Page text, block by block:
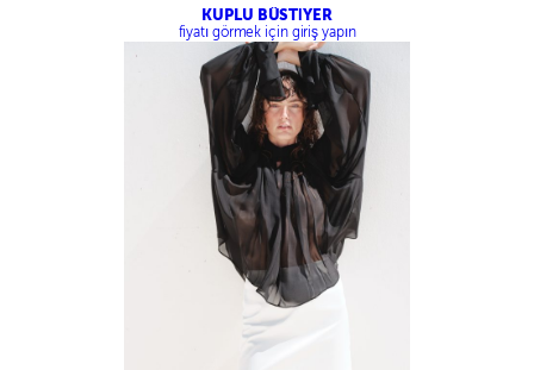
KUPLU BÜSTİYER
fiyatı görmek için giriş yapın